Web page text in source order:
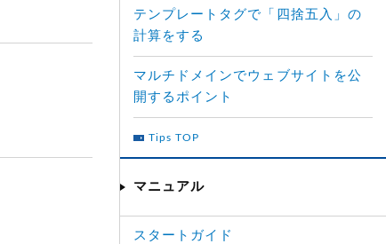
テンプレートタグで「四捨五入」の
計算をする
マルチドメインでウェブサイトを公
開するポイント
Tips TOP
マニュアル
スタートガイド